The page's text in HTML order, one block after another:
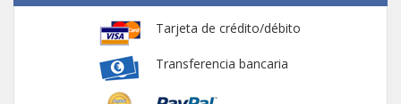
Tarjeta de crédito/débito
Transferencia bancaria